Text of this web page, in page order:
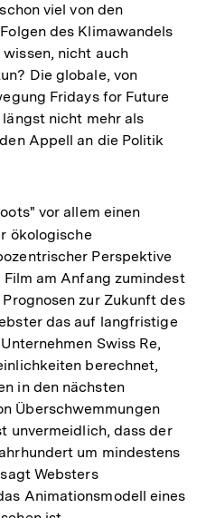
viel von den
des Klimawandels
nicht auch
Die globale, von
Fridays for Future
nicht mehr als
Appell an die Politik
vor allem einen
ökologische
Perspektive
am Anfang zumindest
zur Zukunft des
das auf langfristige
Swiss Re,
berechnet,
in den nächsten
Überschwemmungen
unvermeidlich, dass der
um mindestens
Websters
Animationsmodell eines